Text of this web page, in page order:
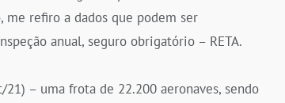
me refiro a dados que podem ser
anual, seguro obrigatório – RETA.
– uma frota de 22.200 aeronaves, sendo